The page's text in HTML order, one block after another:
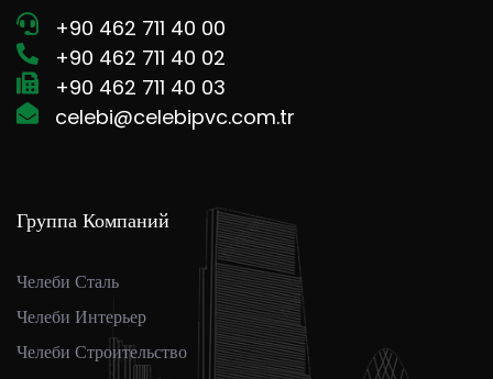
9
8
9
7
8
9
6
7
8
+90 462 711 40 00
+90 462 711 40 02
+90 462 711 40 03
celebi@celebipvc.com.tr
Группа Компаний
Челеби Сталь
Челеби Интерьер
Челеби Строительство